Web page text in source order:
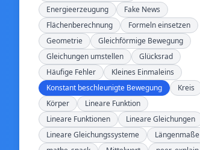
Energieerzeugung
Fake News
Flächenberechnung
Formeln einsetzen
Geometrie
Gleichförmige Bewegung
Gleichungen umstellen
Glücksrad
Häufige Fehler
Kleines Einmaleins
Konstant beschleunigte Bewegung
Kreis
Körper
Lineare Funktion
Lineare Funktionen
Lineare Gleichungen
Lineare Gleichungssysteme
Längenmaße